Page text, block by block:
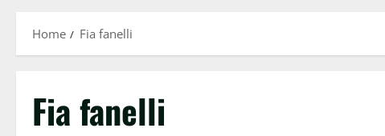
Home Fia fanelli
Fia fanelli